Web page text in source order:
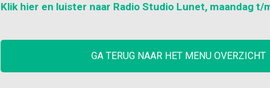
Klik hier en luister naar Radio Studio Lunet, maandag t/
GA TERUG NAAR HET MENU OVERZICHT